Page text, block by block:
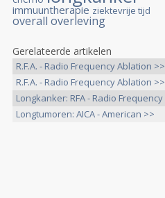
immuuntherapie ziektevrije tijd
overall overleving
Gerelateerde artikelen
R.F.A. - Radio Frequency Ablation >>
R.F.A. - Radio Frequency Ablation >>
Longkanker: RFA - Radio Frequency
>>
Longtumoren: AICA - American >>